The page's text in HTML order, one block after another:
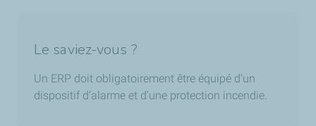
Le saviez-vous ?
Un ERP doit obligatoirement être équipé d’un
dispositif d’alarme et d’une protection incendie.